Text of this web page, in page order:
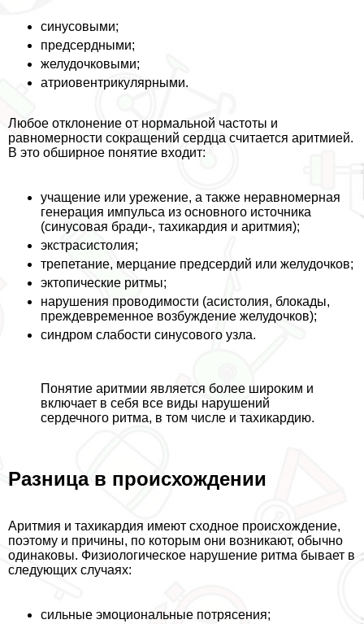
синусовыми;
предсердными;
желудочковыми;
атриовентрикулярными.
Любое отклонение от нормальной частоты и
равномерности сокращений сердца считается аритмией.
В это обширное понятие входит:
учащение или урежение, а также неравномерная
генерация импульса из основного источника
(синусовая бради-, тахикардия и аритмия);
экстрасистолия;
трепетание, мерцание предсердий или желудочков;
эктопические ритмы;
нарушения проводимости (асистолия, блокады,
преждевременное возбуждение желудочков);
синдром слабости синусового узла.
Понятие аритмии является более широким и
включает в себя все виды нарушений
сердечного ритма, в том числе и тахикардию.
Разница в происхождении
Аритмия и тахикардия имеют сходное происхождение,
поэтому и причины, по которым они возникают, обычно
одинаковы. Физиологическое нарушение ритма бывает в
следующих случаях:
сильные эмоциональные потрясения;